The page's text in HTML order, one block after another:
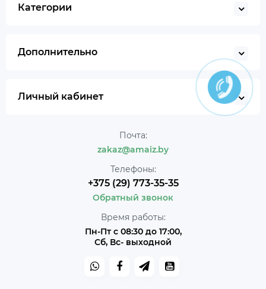
Категории
Дополнительно
Личный кабинет
Почта:
zakaz@amaiz.by
Телефоны:
+375 (29) 773-35-35
Обратный звонок
Время работы:
Пн-Пт с 08:30 до 17:00,
Сб, Вс- выходной